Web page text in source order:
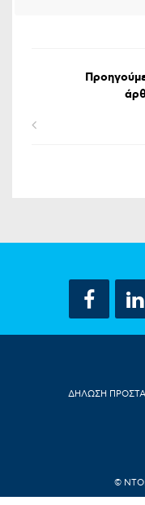
ΔΗΛΩΣΗ
©